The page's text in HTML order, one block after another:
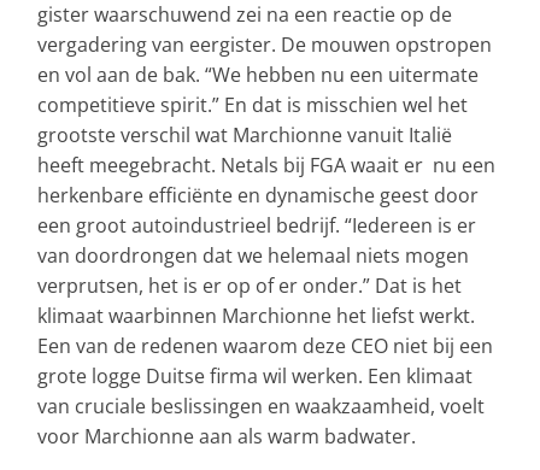
gister waarschuwend zei na een reactie op de
vergadering van eergister. De mouwen opstropen
en vol aan de bak. “We hebben nu een uitermate
competitieve spirit.” En dat is misschien wel het
grootste verschil wat Marchionne vanuit Italië
heeft meegebracht. Netals bij FGA waait er nu een
herkenbare efficiënte en dynamische geest door
een groot autoindustrieel bedrijf. “Iedereen is er
van doordrongen dat we helemaal niets mogen
verprutsen, het is er op of er onder.” Dat is het
klimaat waarbinnen Marchionne het liefst werkt.
Een van de redenen waarom deze CEO niet bij een
grote logge Duitse firma wil werken. Een klimaat
van cruciale beslissingen en waakzaamheid, voelt
voor Marchionne aan als warm badwater.